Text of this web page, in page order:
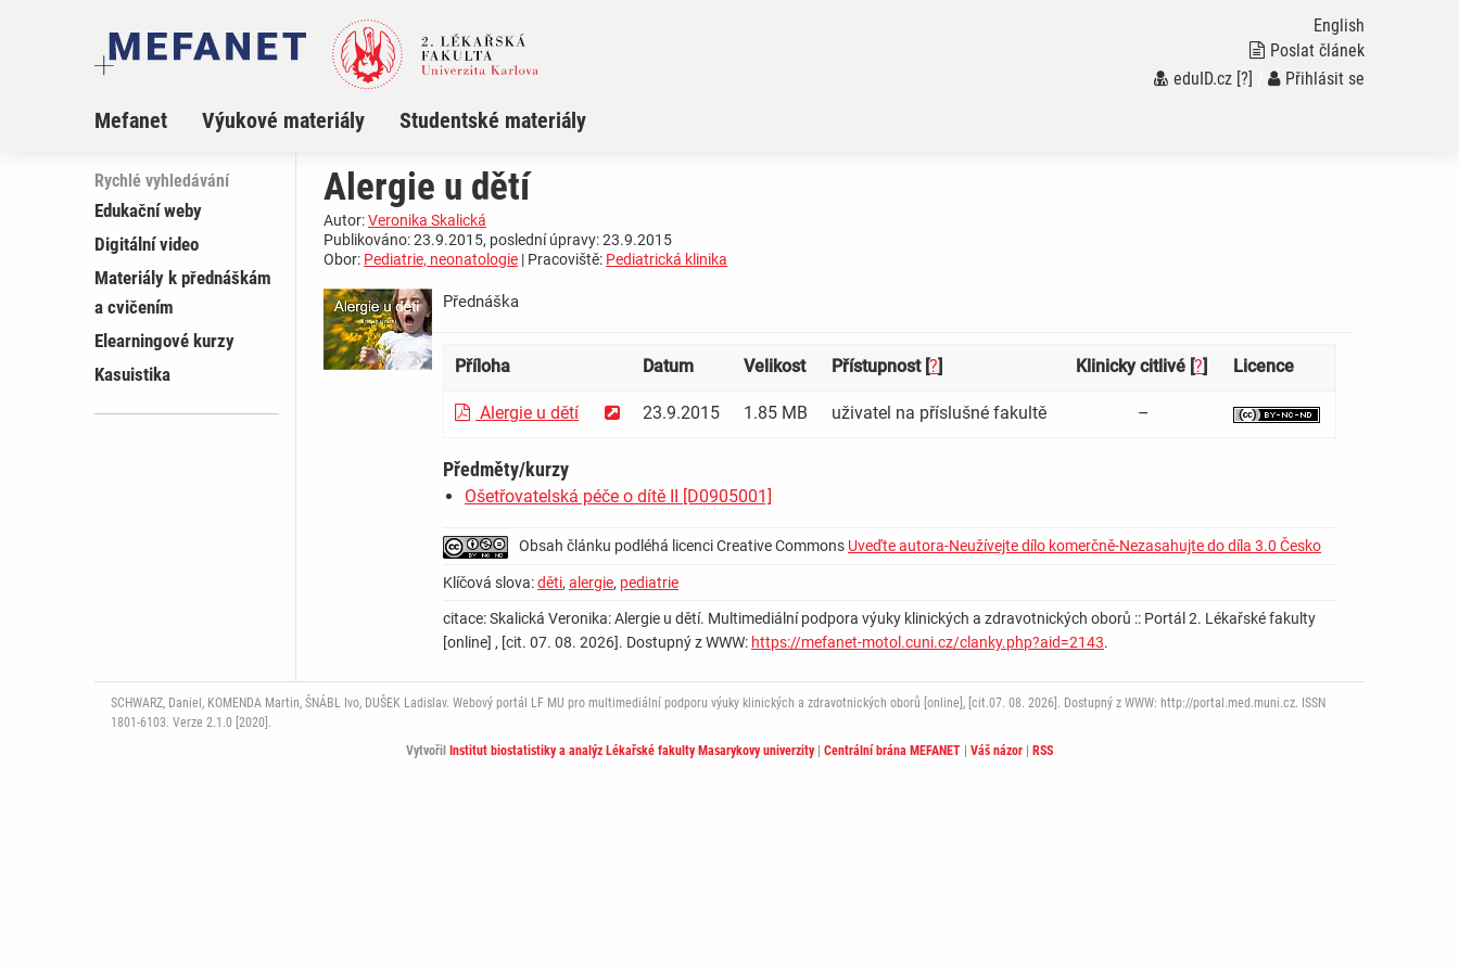
English
Poslat článek
eduID.cz [?] Přihlásit se
Mefanet Výukové materiály Studentské materiály
Rychlé vyhledávání
Edukační weby
Digitální video
Materiály k přednáškám
a cvičením
Elearningové kurzy
Kasuistika
Alergie u dětí
Autor:Veronika Skalická
Publikováno: 23.9.2015, poslední úpravy: 23.9.2015
Obor: Pediatrie, neonatologie | Pracoviště: Pediatrická klinika
Přednáška ­ ­ ­ ­ ­ ­ ­ ­ ­ ­ ­ ­ ­ ­ ­ ­ ­ ­ ­ ­ ­ ­ ­ ­ ­ ­ ­ ­ ­
Příloha Datum Velikost Přístupnost [?] Klinicky citlivé [?] Licence
Alergie u dětí 23.9.2015 1.85 MB uživatel na příslušné fakultě –
Předměty/kurzy
Ošetřovatelská péče o dítě II [D0905001]
Obsah článku podléhá licenci Creative Commons Uveďte autora-Neužívejte dílo komerčně-Nezasahujte do díla 3.0 Česko
Klíčová slova:děti, alergie, pediatrie
citace: Skalická Veronika: Alergie u dětí. Multimediální podpora výuky klinických a zdravotnických oborů :: Portál 2. Lékařské fakulty
[online] , [cit. 07. 08. 2026]. Dostupný z WWW: https://mefanet-motol.cuni.cz/clanky.php?aid=2143.
SCHWARZ, Daniel, KOMENDA Martin, ŠNÁBL Ivo, DUŠEK Ladislav. Webový portál LF MU pro multimediální podporu výuky klinických a zdravotnických oborů [online], [cit.07. 08. 2026]. Dostupný z WWW: http://portal.med.muni.cz. ISSN
1801-6103. Verze 2.1.0 [2020].
Vytvořil
Institut biostatistiky a analýz Lékařské fakulty Masarykovy univerzity| Centrální brána MEFANET Váš názor RSS